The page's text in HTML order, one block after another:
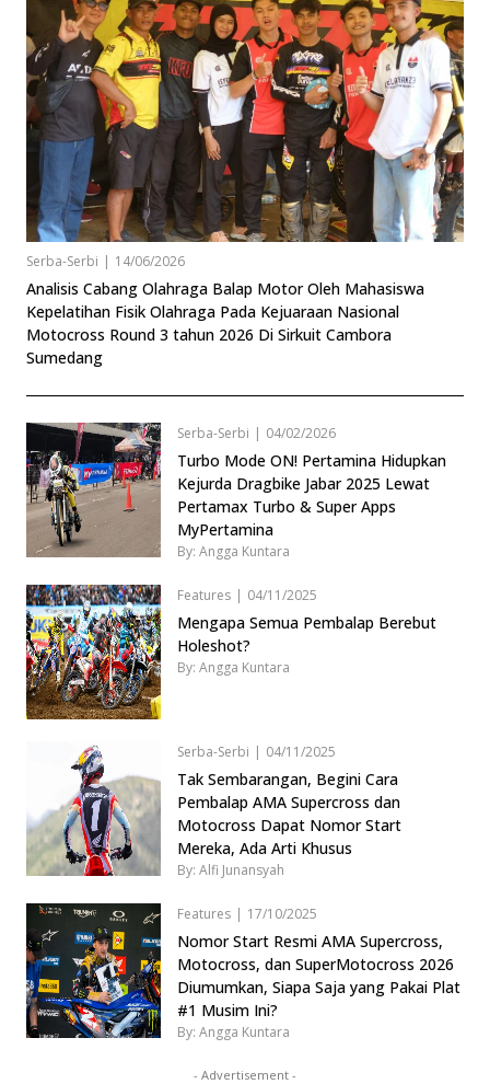
Serba-Serbi | 14/06/2026
Analisis Cabang Olahraga Balap Motor Oleh Mahasiswa
Kepelatihan Fisik Olahraga Pada Kejuaraan Nasional
Motocross Round 3 tahun 2026 Di Sirkuit Cambora
Sumedang
Serba-Serbi | 04/02/2026
Turbo Mode ON! Pertamina Hidupkan
Kejurda Dragbike Jabar 2025 Lewat
Pertamax Turbo & Super Apps
MyPertamina
By: Angga Kuntara
Features | 04/11/2025
Mengapa Semua Pembalap Berebut
Holeshot?
By: Angga Kuntara
Serba-Serbi | 04/11/2025
Tak Sembarangan, Begini Cara
Pembalap AMA Supercross dan
Motocross Dapat Nomor Start
Mereka, Ada Arti Khusus
By: Alfi Junansyah
Features | 17/10/2025
Nomor Start Resmi AMA Supercross,
Motocross, dan SuperMotocross 2026
Diumumkan, Siapa Saja yang Pakai Plat
#1 Musim Ini?
By: Angga Kuntara
- Advertisement -